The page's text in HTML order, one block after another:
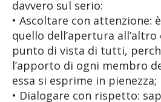
davvero sul serio:
• Ascoltare con attenzione:
quello dell’apertura
punto di vista di tutti,
l’apporto di ogni membro
essa si esprime in pienezza;
• Dialogare con rispetto: